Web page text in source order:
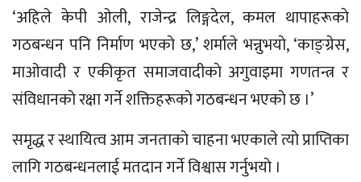
‘अहिले केपी ओली, राजेन्द्र लिङ्गदेल, कमल थापाहरूकाे
गठबन्धन पनि निर्माण भएकाे छ,’ शर्माले भन्नुभयाे, ‘काङ्ग्रेस,
माओवादी र एकीकृत समाजवादीकाे अगुवाइमा गणतन्त्र र
संविधानकाे रक्षा गर्ने शक्तिहरूकाे गठबन्धन भएकाे छ ।’
समृद्ध र स्थायित्व आम जनताकाे चाहना भएकाले त्याे प्राप्तिका
लागि गठबन्धनलाई मतदान गर्ने विश्वास गर्नुभयाे ।